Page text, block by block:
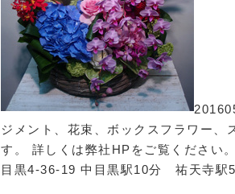
ジメント、花束、ボックスフラワー、
す。 詳しくは弊社HPをご覧ください。
目黒4-36-19 中目黒駅10分 祐天寺駅